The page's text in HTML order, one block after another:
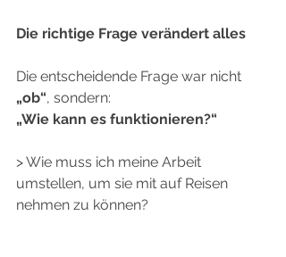
Die richtige Frage verändert alles
Die entscheidende Frage war nicht
„ob“, sondern:
„Wie kann es funktionieren?“
> Wie muss ich meine Arbeit
umstellen, um sie mit auf Reisen
nehmen zu können?